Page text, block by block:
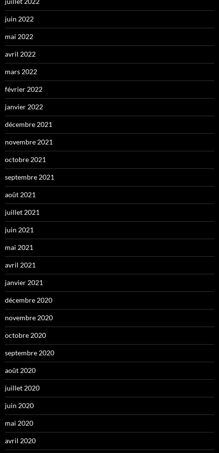
juin 2022
mai 2022
avril 2022
mars 2022
février 2022
janvier 2022
décembre 2021
novembre 2021
octobre 2021
septembre 2021
août 2021
juillet 2021
juin 2021
mai 2021
avril 2021
janvier 2021
décembre 2020
novembre 2020
octobre 2020
septembre 2020
août 2020
juillet 2020
juin 2020
mai 2020
avril 2020